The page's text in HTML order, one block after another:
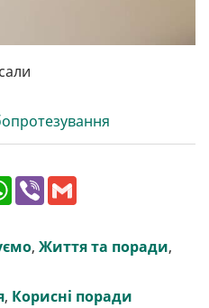
W
h
s
A
V
r l
, Життя та поради,
, Корисні поради